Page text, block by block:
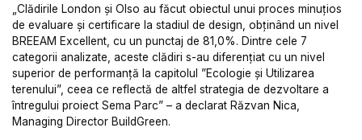
„Clădirile London și Olso au făcut obiectul unui proces minuțios
de evaluare și certificare la stadiul de design, obținând un nivel
BREEAM Excellent, cu un punctaj de 81,0%. Dintre cele 7
categorii analizate, aceste clădiri s-au diferențiat cu un nivel
superior de performanță la capitolul ”Ecologie și Utilizarea
terenului”, ceea ce reflectă de altfel strategia de dezvoltare a
întregului proiect Sema Parc” – a declarat Răzvan Nica,
Managing Director BuildGreen.